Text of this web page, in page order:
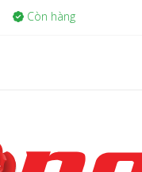
Còn hàng